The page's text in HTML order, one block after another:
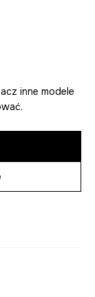
inne modele